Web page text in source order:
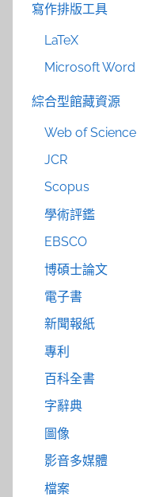
寫作排版工具
LaTeX
Microsoft Word
綜合型館藏資源
Web of Science
JCR
Scopus
學術評鑑
EBSCO
博碩士論文
電子書
新聞報紙
專利
百科全書
字辭典
圖像
影音多媒體
檔案